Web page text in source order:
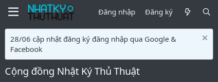
Đăng nhập Đăng ký
28/06 cập nhật đăng ký đăng nhập qua Google &
Facebook
Cộng đồng Nhật Ký Thủ Thuật